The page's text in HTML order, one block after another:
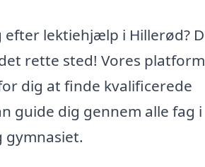
efter lektiehjælp i Hillerød?
rette sted! Vores platform
dig at finde kvalificerede
guide dig gennem alle fag i
gymnasiet.